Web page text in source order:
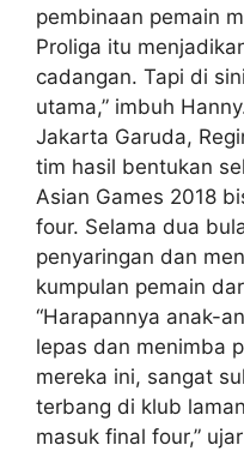
pembinaan pemain
Proliga itu
cadangan. Tapi di
utama,” imbuh
Jakarta Garuda,
tim hasil bentukan
Asian Games 2018
four. Selama dua
penyaringan dan
kumpulan pemain
“Harapannya anak-
lepas dan menimba
mereka ini, sangat
terbang di klub
masuk final four,”